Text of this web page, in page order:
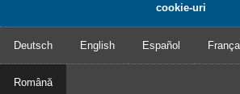
cookie-uri
Deutsch English Español
Română